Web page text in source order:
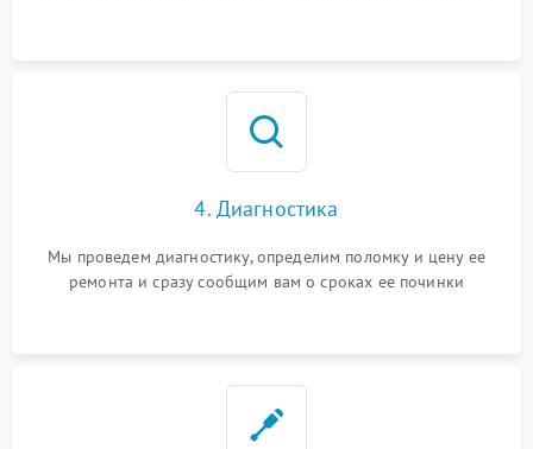
4. Диагностика
Мы проведем диагностику, определим поломку и цену ее
ремонта и сразу сообщим вам о сроках ее починки